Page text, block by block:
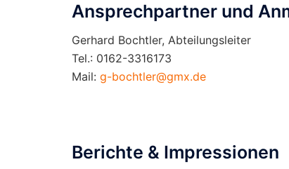
Ansprechpartner und
Gerhard Bochtler, Abteilungsleiter
Tel.: 0162-3316173
Mail: g-bochtler@gmx.de
Berichte & Impressionen